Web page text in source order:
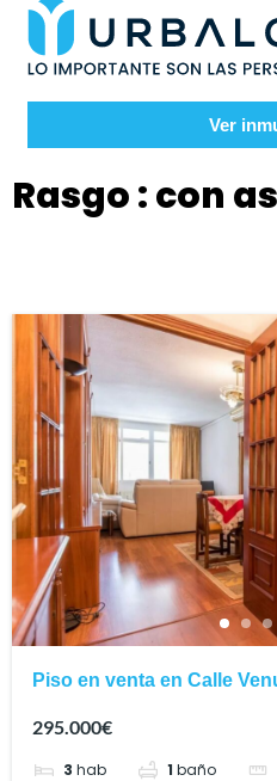
Ver
Rasgo :con
Piso en venta en Calle
295.000€
3 hab 1 baño